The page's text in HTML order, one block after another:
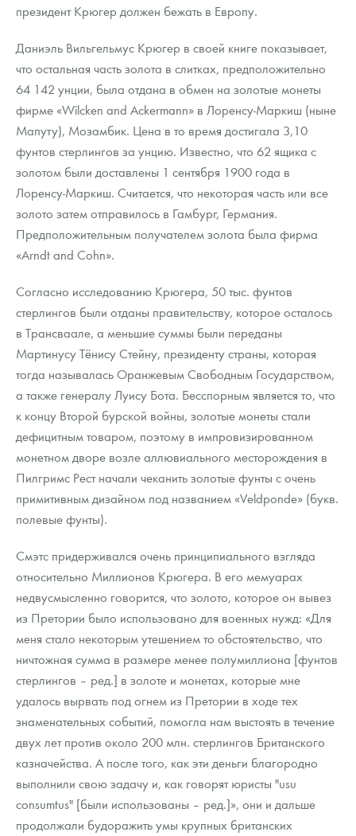
президент Крюгер должен бежать в Европу.
Даниэль Вильгельмус Крюгер в своей книге показывает,
что остальная часть золота в слитках, предположительно
64 142 унции, была отдана в обмен на золотые монеты
фирме «Wilcken and Ackermann» в Лоренсу-Маркиш (ныне
Мапуту), Мозамбик. Цена в то время достигала 3,10
фунтов стерлингов за унцию. Известно, что 62 ящика с
золотом были доставлены 1 сентября 1900 года в
Лоренсу-Маркиш. Считается, что некоторая часть или все
золото затем отправилось в Гамбург, Германия.
Предположительным получателем золота была фирма
«Arndt and Cohn».
Согласно исследованию Крюгера, 50 тыс. фунтов
стерлингов были отданы правительству, которое осталось
в Трансваале, а меньшие суммы были переданы
Мартинусу Тёнису Стейну, президенту страны, которая
тогда называлась Оранжевым Свободным Государством,
а также генералу Луису Бота. Бесспорным является то, что
к концу Второй бурской войны, золотые монеты стали
дефицитным товаром, поэтому в импровизированном
монетном дворе возле аллювиального месторождения в
Пилгримс Рест начали чеканить золотые фунты с очень
примитивным дизайном под названием «Veldponde» (букв.
полевые фунты).
Смэтс придерживался очень принципиального взгляда
относительно Миллионов Крюгера. В его мемуарах
недвусмысленно говорится, что золото, которое он вывез
из Претории было использовано для военных нужд: «Для
меня стало некоторым утешением то обстоятельство, что
ничтожная сумма в размере менее полумиллиона [фунтов
стерлингов – ред.] в золоте и монетах, которые мне
удалось вырвать под огнем из Претории в ходе тех
знаменательных событий, помогла нам выстоять в течение
двух лет против около 200 млн. стерлингов Британского
казначейства. А после того, как эти деньги благородно
выполнили свою задачу и, как говорят юристы "usu
consumtus" [были использованы – ред.]», они и дальше
продолжали будоражить умы крупных британских